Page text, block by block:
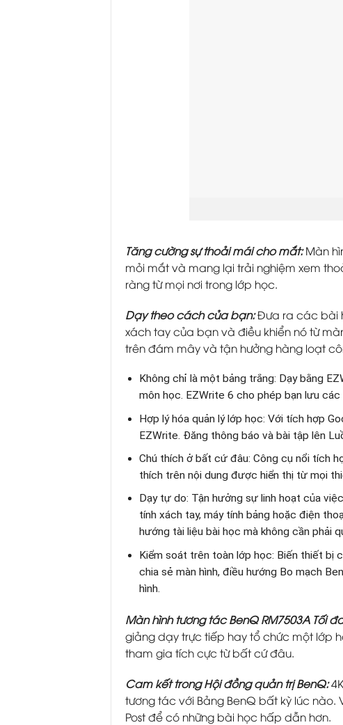
Tăng cường sự thoải mái cho mắt:Màn
mỏi mắt và mang lại trải nghiệm xem
ràng từ mọi nơi trong lớp học.​
Dạy theo cách của bạn:Đưa ra các bài
xách tay của bạn và điều khiển nó từ
trên đám mây và tận hưởng hàng loạt
Không chỉ là một bảng trắng: Dạy bằng
môn học. EZWrite 6 cho phép bạn lưu
Hợp lý hóa quản lý lớp học: Với tích hợp
EZWrite. Đăng thông báo và bài tập lên
Chú thích ở bất cứ đâu: Công cụ nổi tích
thích trên nội dung được hiển thị từ mọi
Dạy tự do: Tận hưởng sự linh hoạt của
tính xách tay, máy tính bảng hoặc điện
hướng tài liệu bài học mà không cần phải
Kiểm soát trên toàn lớp học: Biến thiết bị
chia sẻ màn hình, điều hướng Bo mạch
hình.​
Màn hình tương tác BenQ RM7503A Tối
giảng dạy trực tiếp hay tổ chức một lớp
tham gia tích cực từ bất cứ đâu.
Cam kết trong Hội đồng quản trị BenQ:
tương tác với Bảng BenQ bất kỳ lúc nào.
Post để có những bài học hấp dẫn hơn.